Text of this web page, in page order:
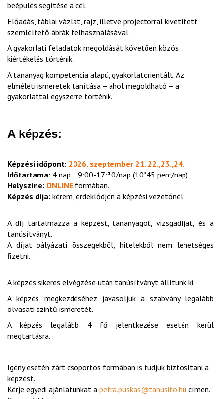
beépülés segítése a cél.
Előadás, táblai vázlat, rajz, illetve projectorral kivetített
szemléltető ábrák felhasználásával.
A gyakorlati feladatok megoldását követően közös
kiértékelés történik.
A tananyag kompetencia alapú, gyakorlatorientált. Az
elméleti ismeretek tanítása – ahol megoldható – a
gyakorlattal egyszerre történik.
A képzés:
Képzési időpont: 2026. szeptember 21.,22.,23.,24.
Időtartama: 4 nap , 9:00-17:30/nap (10*45 perc/nap)
Helyszíne: ONLINE formában.
Képzés díja: kérem, érdeklődjön a képzési vezetőnél
A díj tartalmazza a képzést, tananyagot, vizsgadíjat, és a
tanúsítványt.
A díjat pályázati összegekből, hitelekből nem lehetséges
fizetni.
A képzés sikeres elvégzése után tanúsítványt állítunk ki.
A képzés megkezdéséhez javasoljuk a szabvány legalább
olvasati szintű ismeretét.
A képzés legalább 4 fő jelentkezése esetén kerül
megtartásra.
Igény esetén zárt csoportos formában is tudjuk biztosítani a
képzést.
Kérje egyedi ajánlatunkat a petra.puskas@tanusito.hu címen.